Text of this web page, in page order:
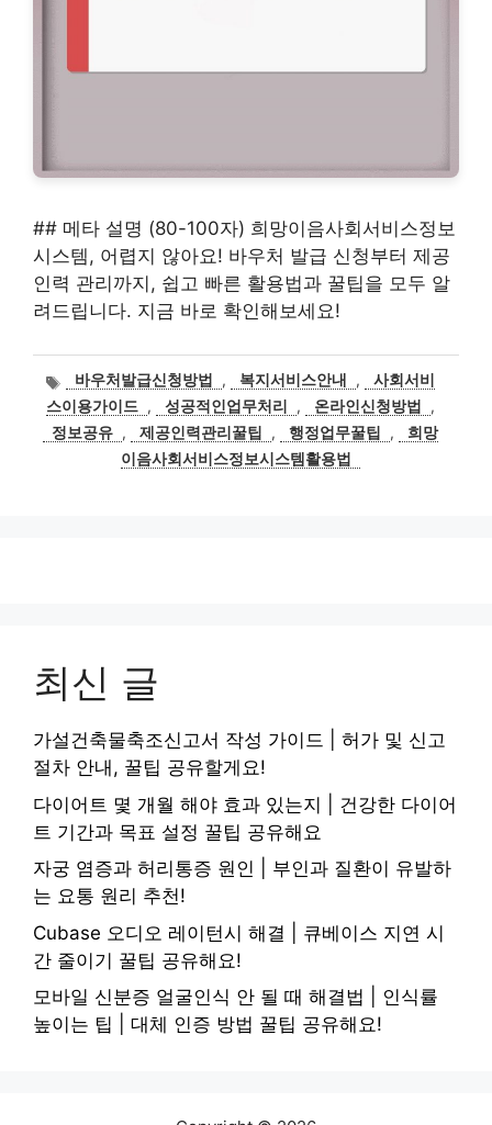
## 메타 설명 (80-100자) 희망이음사회서비스정보
시스템, 어렵지 않아요! 바우처 발급 신청부터 제공
인력 관리까지, 쉽고 빠른 활용법과 꿀팁을 모두 알
려드립니다. 지금 바로 확인해보세요!
태
그
바우처발급신청방법 , 복지서비스안내 ,
사회서비
스이용가이드 , 성공적인업무처리 , 온라인신청방법
,
정보공유 , 제공인력관리꿀팁 , 행정업무꿀팁 ,
희망
이음사회서비스정보시스템활용법
최신 글
가설건축물축조신고서 작성 가이드 | 허가 및 신고
절차 안내, 꿀팁 공유할게요!
다이어트 몇 개월 해야 효과 있는지 | 건강한 다이어
트 기간과 목표 설정 꿀팁 공유해요
자궁 염증과 허리통증 원인 | 부인과 질환이 유발하
는 요통 원리 추천!
Cubase 오디오 레이턴시 해결 | 큐베이스 지연 시
간 줄이기 꿀팁 공유해요!
모바일 신분증 얼굴인식 안 될 때 해결법 | 인식률
높이는 팁 | 대체 인증 방법 꿀팁 공유해요!